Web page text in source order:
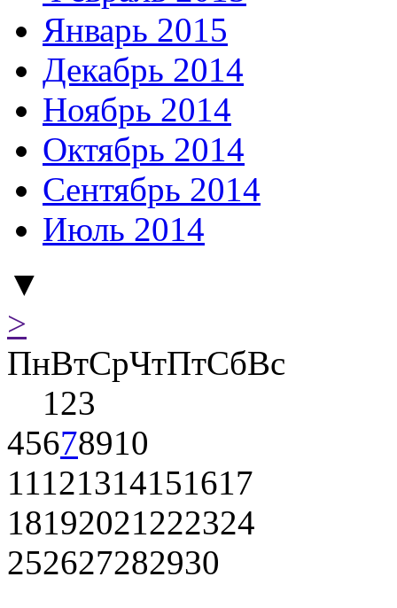
Январь 2015
Декабрь 2014
Ноябрь 2014
Октябрь 2014
Сентябрь 2014
Июль 2014
▼
>
ПнВтСрЧтПтСбВс
123
45678910
11121314151617
18192021222324
252627282930